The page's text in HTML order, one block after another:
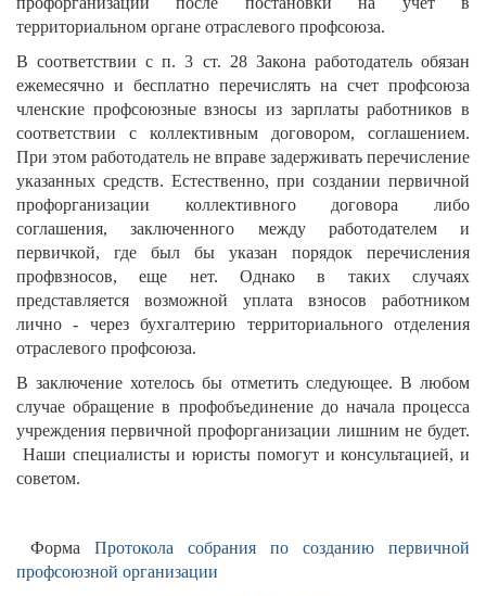
территориальном органе отраслевого профсоюза.
В соответствии с п. 3 ст. 28 Закона работодатель обязан
ежемесячно и бесплатно перечислять на счет профсоюза
членские профсоюзные взносы из зарплаты работников в
соответствии с коллективным договором, соглашением.
При этом работодатель не вправе задерживать перечисление
указанных средств. Естественно, при создании первичной
профорганизации коллективного договора либо
соглашения, заключенного между работодателем и
первичкой, где был бы указан порядок перечисления
профвзносов, еще нет. Однако в таких случаях
представляется возможной уплата взносов работником
лично - через бухгалтерию территориального отделения
отраслевого профсоюза.
В заключение хотелось бы отметить следующее. В любом
случае обращение в профобъединение до начала процесса
учреждения первичной профорганизации лишним не будет.
Наши специалисты и юристы помогут и консультацией, и
советом.
Форма Протокола собрания по созданию первичной
профсоюзной организации